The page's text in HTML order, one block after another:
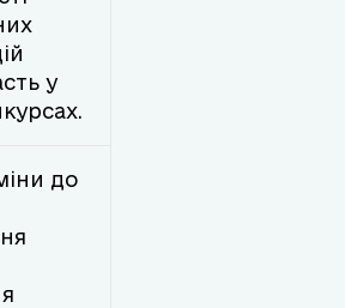
у
до